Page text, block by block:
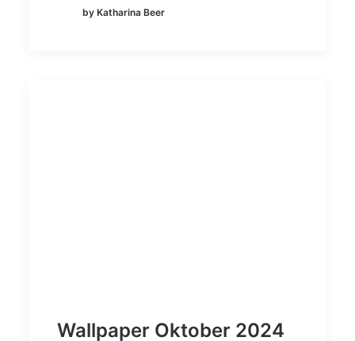
by Katharina Beer
Wallpaper Oktober 2024